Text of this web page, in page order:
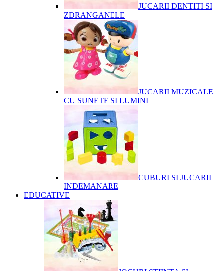
JUCARII DENTITI SI
ZDRANGANELE
JUCARII MUZICALE
CU SUNETE SI LUMINI
CUBURI SI JUCARII
INDEMANARE
EDUCATIVE